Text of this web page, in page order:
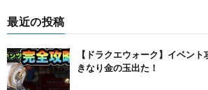
最近の投稿
【ドラクエウォーク】イベン
きなり金の玉出た！